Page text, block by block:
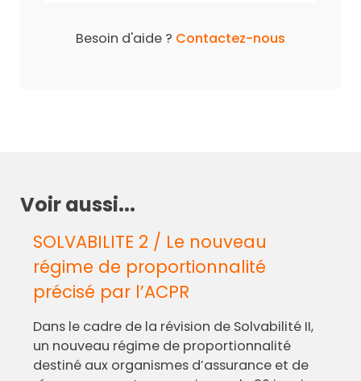
Besoin d'aide ? Contactez-nous
Voir aussi...
SOLVABILITE 2 / Le nouveau
régime de proportionnalité
précisé par l’ACPR
Dans le cadre de la révision de Solvabilité II,
un nouveau régime de proportionnalité
destiné aux organismes d’assurance et de